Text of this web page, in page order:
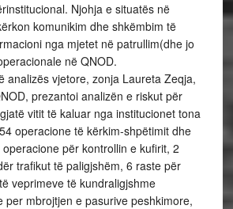
Njohja e situatës në
komunikim dhe shkëmbim të
nga mjetet në patrullim(dhe jo
në QNOD.
analizës vjetore, zonja Laureta Zeqja,
prezantoi analizën e riskut për
vitit të kaluar nga institucionet tona
operacione të kërkim-shpëtimit dhe
për kontrollin e kufirit, 2
trafikut të paligjshëm, 6 raste për
veprimeve të kundraligjshme
per mbrojtjen e pasurive peshkimore,